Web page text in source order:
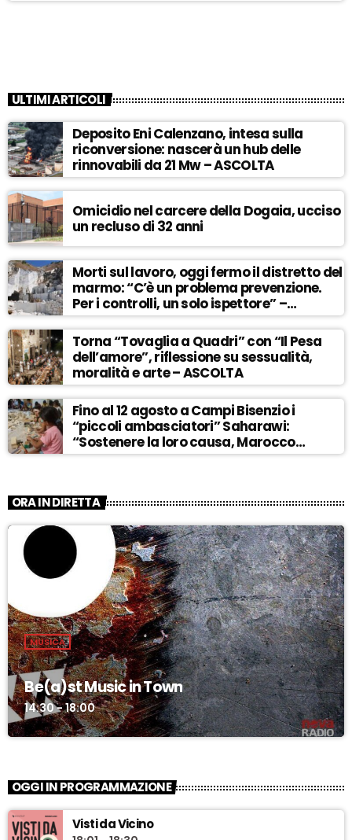
ULTIMI ARTICOLI
Deposito Eni Calenzano, intesa sulla
riconversione: nascerà un hub delle
rinnovabili da 21 Mw – ASCOLTA
Omicidio nel carcere della Dogaia, ucciso
un recluso di 32 anni
Morti sul lavoro, oggi fermo il distretto del
marmo: “C’è un problema prevenzione.
Per i controlli, un solo ispettore” –
ASCOLTA
Torna “Tovaglia a Quadri” con “Il Pesa
dell’amore”, riflessione su sessualità,
moralità e arte – ASCOLTA
Fino al 12 agosto a Campi Bisenzio i
“piccoli ambasciatori” Saharawi:
“Sostenere la loro causa, Marocco
sempre più invadente” – ASCOLTA
ORA IN DIRETTA
MUSICA
Be(a)st Music in Town
14:30 - 18:00
OGGI IN PROGRAMMAZIONE
Visti da Vicino